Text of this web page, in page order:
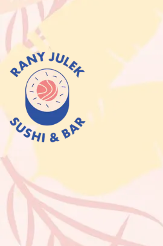
Lipowa 14, 15-427 Białystok
Telefon:
888 077 003
Mapa dojazdu
Gotówka, karta lub szybki przelew